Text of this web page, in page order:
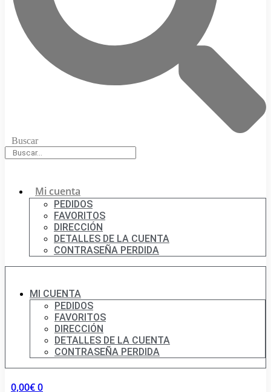
Buscar
Mi cuenta
PEDIDOS
FAVORITOS
DIRECCIÓN
DETALLES DE LA CUENTA
CONTRASEÑA PERDIDA
MI CUENTA
PEDIDOS
FAVORITOS
DIRECCIÓN
DETALLES DE LA CUENTA
CONTRASEÑA PERDIDA
0,00€0